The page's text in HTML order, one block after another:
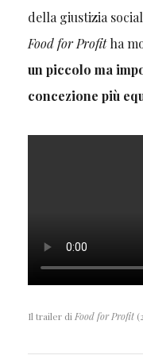
della giustizia
Food for Profitha
un piccolo ma
concezione più
Il trailer di Food for Profit